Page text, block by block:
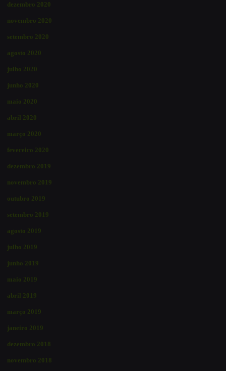
dezembro 2020
novembro 2020
setembro 2020
agosto 2020
julho 2020
junho 2020
maio 2020
abril 2020
março 2020
fevereiro 2020
dezembro 2019
novembro 2019
outubro 2019
setembro 2019
agosto 2019
julho 2019
junho 2019
maio 2019
abril 2019
março 2019
janeiro 2019
dezembro 2018
novembro 2018